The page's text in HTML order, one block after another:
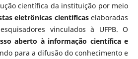
científica da instituição por meio
eletrônicas científicaselaboradas
vinculados à UFPB. O
aberto à informação científica e
para a difusão do conhecimento e